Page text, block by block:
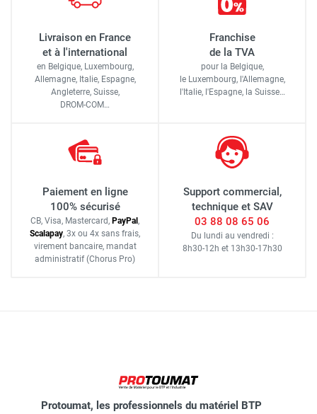
Livraison en France
et à l'international
en Belgique, Luxembourg,
Allemagne, Italie, Espagne,
Angleterre, Suisse,
DROM-COM…
Franchise
de la TVA
pour la Belgique,
le Luxembourg, l'Allemagne,
l'Italie, l'Espagne, la Suisse…
Paiement en ligne
100% sécurisé
CB, Visa, Mastercard, PayPal ,
Scalapay, 3x ou 4x sans frais,
virement bancaire, mandat
administratif (Chorus Pro)
Support commercial,
technique et SAV
03 88 08 65 06
Du lundi au vendredi :
8h30-12h et 13h30-17h30
Protoumat, les professionnels du matériel BTP